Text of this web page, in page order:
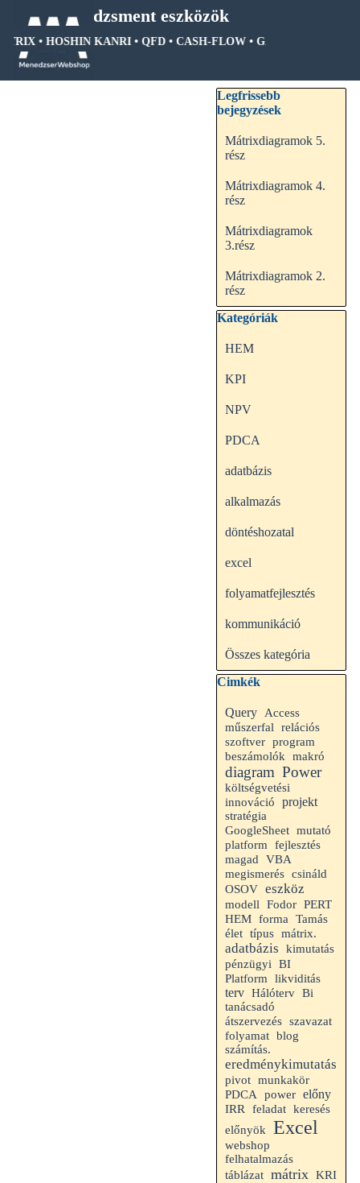
Menedzsment eszközök
• HOSHIN KANRI • QFD • CASH-FLOW • GANTT DIAGRAM •
Ugrás a menüre
Kihagy blokk Legfrissebb
Legfrissebb
bejegyzések
Mátrixdiagramok 5.
rész
Mátrixdiagramok 4.
rész
Mátrixdiagramok
3.rész
Mátrixdiagramok 2.
rész
Kihagy blokk Kategóriák
Kategóriák
HEM
KPI
NPV
PDCA
adatbázis
alkalmazás
döntéshozatal
excel
folyamatfejlesztés
kommunikáció
Összes kategória
Kihagy blokk Cimkék
Cimkék
Query
Access
műszerfal
relációs
szoftver program
beszámolók
makró
diagram Power
költségvetési
innováció
projekt
stratégia
GoogleSheet mutató
platform
fejlesztés
magad VBA
megismerés csináld
OSOV eszköz
modell Fodor PERT
HEM forma
Tamás
élet típus mátrix.
adatbázis
kimutatás
pénzügyi
BI
Platform likviditás
terv Hálóterv Bi
tanácsadó
átszervezés szavazat
folyamat blog
számítás.
eredménykimutatás
pivot munkakör
PDCA
power előny
IRR feladat keresés
előnyök
Excel
webshop
felhatalmazás
táblázat mátrix KRI